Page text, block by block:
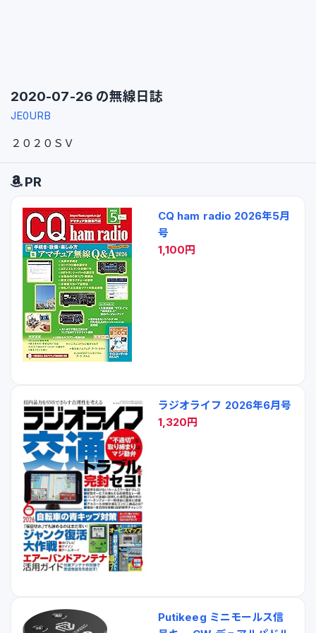
2020-07-26 の無線日誌
JE0URB
２０２０ＳＶ
PR
CQ ham radio 2026年5月
号
1,100円
ラジオライフ 2026年6月号
1,320円
Putikeeg ミニモールス信